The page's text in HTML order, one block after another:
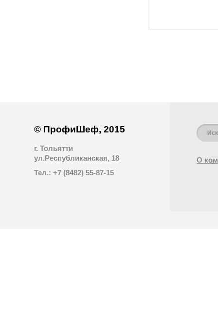
© ПрофиШеф, 2015
г. Тольятти
ул.Республиканская, 18
Тел.: +7 (8482) 55-87-15
О